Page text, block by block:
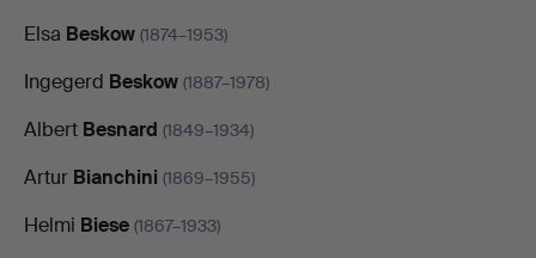
Elsa Beskow (1874–1953)
Ingegerd Beskow (1887–1978)
Albert Besnard (1849–1934)
Artur Bianchini (1869–1955)
Helmi Biese (1867–1933)